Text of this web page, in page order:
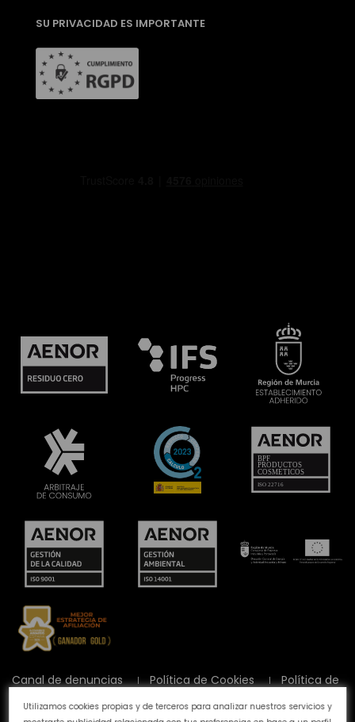
Utilizamos cookies propias y de terceros para analizar nuestros servicios y
SU PRIVACIDAD ES IMPORTANTE
Canal de denuncias Política de Cookies
Política de
Calidad y Medioambiente